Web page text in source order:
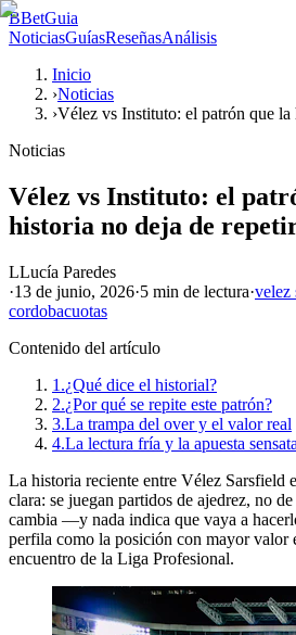
BBetGuia
NoticiasGuíasReseñasAnálisis
Inicio
›Noticias
›Vélez vs Instituto: el patrón que
Noticias
Vélez vs Instituto: el
historia no deja de
LLucía Paredes
·13 de junio, 2026·5 min de lectura·velez
cordobacuotas
Contenido del artículo
1.¿Qué dice el historial?
2.¿Por qué se repite este patrón?
3.La trampa del over y el valor real
4.La lectura fría y la apuesta sensata
La historia reciente entre Vélez Sarsfield
clara: se juegan partidos de ajedrez, no
cambia —y nada indica que vaya a
perfila como la posición con mayor valor
encuentro de la Liga Profesional.